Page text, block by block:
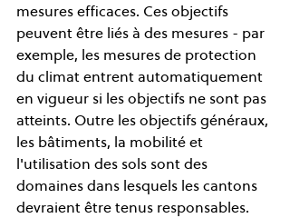
mesures efficaces. Ces objectifs
peuvent être liés à des mesures - par
exemple, les mesures de protection
du climat entrent automatiquement
en vigueur si les objectifs ne sont pas
atteints. Outre les objectifs généraux,
les bâtiments, la mobilité et
l'utilisation des sols sont des
domaines dans lesquels les cantons
devraient être tenus responsables.